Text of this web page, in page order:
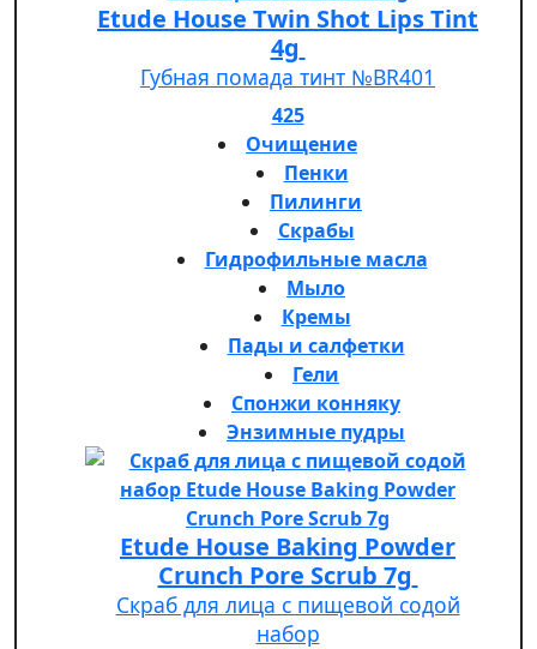
Etude House Twin Shot Lips Tint
4g
Губная помада тинт №BR401
425
Очищение
Пенки
Пилинги
Скрабы
Гидрофильные масла
Мыло
Кремы
Пады и салфетки
Гели
Спонжи конняку
Энзимные пудры
Etude House Baking Powder
Crunch Pore Scrub 7g
Скраб для лица с пищевой содой
набор